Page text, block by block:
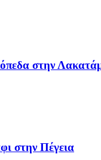
στην
στην Πέγεια